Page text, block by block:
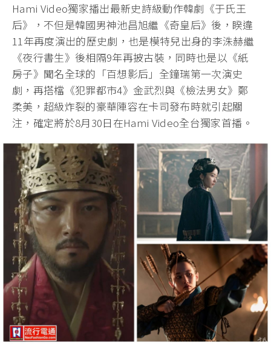
Hami Video獨家播出最新史詩級動作韓劇《于氏王
后》，不但是韓國男神池昌旭繼《奇皇后》後，睽違
11年再度演出的歷史劇，也是模特兒出身的李洙赫繼
《夜行書生》後相隔9年再披古裝，同時也是以《紙
房子》聞名全球的「百想影后」全鐘瑞第一次演史
劇，再搭檔《犯罪都市4》金武烈與《檢法男女》鄭
柔美，超級炸裂的豪華陣容在卡司發布時就引起關
注，確定將於8月30日在Hami Video全台獨家首播。